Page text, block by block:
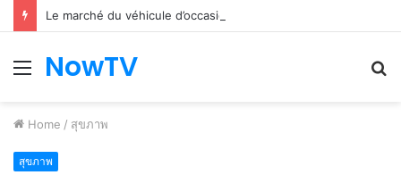
Le marché du véhicule d’occasion en plein essor
Menu
NowTV
Home / สุขภาพ
สุขภาพ